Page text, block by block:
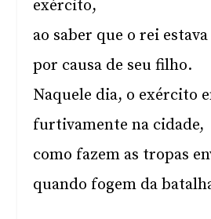
exército,
ao saber que o rei
por causa de seu filho.
Naquele dia, o exército
furtivamente na cidade,
como fazem as tropas
quando fogem da